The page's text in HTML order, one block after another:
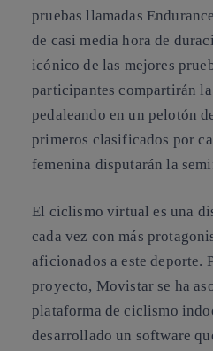
pruebas llamadas
de casi media hora de
icónico de las mejores
participantes compartirán
pedaleando en un pelotón
primeros clasificados por
femenina disputarán la
El ciclismo virtual es una
cada vez con más
aficionados a este deporte.
proyecto, Movistar se ha
plataforma de ciclismo
desarrollado un software